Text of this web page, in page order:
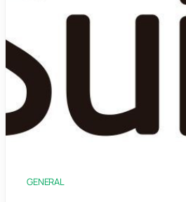
GENERAL